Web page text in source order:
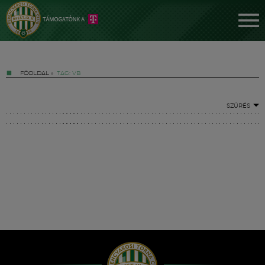
FŐOLDAL » TAG: VB
SZŰRÉS
Hírek